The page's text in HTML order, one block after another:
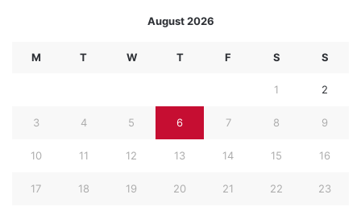
August 2026
M T W T F S S
1 2
3 4 5 6 7 8 9
10 11 12 13 14 15 16
17 18 19 20 21 22 23